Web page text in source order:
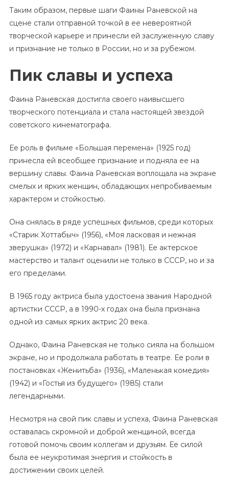
Таким образом, первые шаги Фаины Раневской на
сцене стали отправной точкой в ее невероятной
творческой карьере и принесли ей заслуженную славу
и признание не только в России, но и за рубежом.
Пик славы и успеха
Фаина Раневская достигла своего наивысшего
творческого потенциала и стала настоящей звездой
советского кинематографа.
Ее роль в фильме «Большая перемена» (1925 год)
принесла ей всеобщее признание и подняла ее на
вершину славы. Фаина Раневская воплощала на экране
смелых и ярких женщин, обладающих непробиваемым
характером и стойкостью.
Она снялась в ряде успешных фильмов, среди которых
«Старик Хоттабыч» (1956), «Моя ласковая и нежная
зверушка» (1972) и «Карнавал» (1981). Ее актерское
мастерство и талант оценили не только в СССР, но и за
его пределами.
В 1965 году актриса была удостоена звания Народной
артистки СССР, а в 1990-х годах она была признана
одной из самых ярких актрис 20 века.
Однако, Фаина Раневская не только сияла на большом
экране, но и продолжала работать в театре. Ее роли в
постановках «Женитьба» (1936), «Маленькая комедия»
(1942) и «Гостья из будущего» (1985) стали
легендарными.
Несмотря на свой пик славы и успеха, Фаина Раневская
оставалась скромной и доброй женщиной, всегда
готовой помочь своим коллегам и друзьям. Ее силой
была ее неукротимая энергия и стойкость в
достижении своих целей.